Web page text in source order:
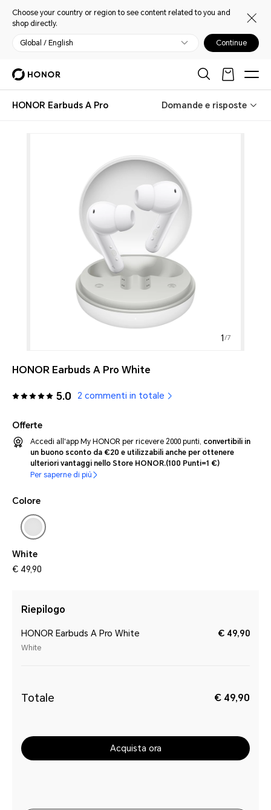
Choose your country or region to see content related to you and
shop directly.
Global / English Continue
HONOR Earbuds A Pro Domande e risposte
1 /7
HONOR Earbuds A Pro White
5.0 2 commenti in totale
Offerte
Accedi all'app My HONOR per ricevere 2000 punti, convertibili in
un buono sconto da €20 e utilizzabili anche per ottenere
ulteriori vantaggi nello Store HONOR.(100 Punti=1 €)
Per saperne di più
Colore
White
€ 49,90
Riepilogo
HONOR Earbuds A Pro White
White
€ 49,90
Totale € 49,90
Acquista ora